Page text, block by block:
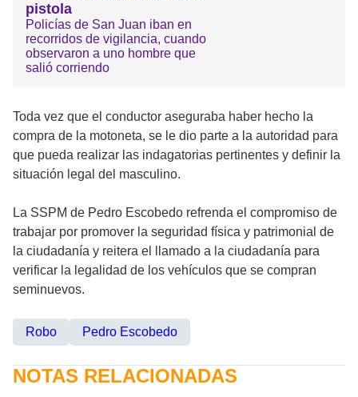
pistola
Policías de San Juan iban en
recorridos de vigilancia, cuando
observaron a uno hombre que
salió corriendo
Toda vez que el conductor aseguraba haber hecho la
compra de la motoneta, se le dio parte a la autoridad para
que pueda realizar las indagatorias pertinentes y definir la
situación legal del masculino.
La SSPM de Pedro Escobedo refrenda el compromiso de
trabajar por promover la seguridad física y patrimonial de
la ciudadanía y reitera el llamado a la ciudadanía para
verificar la legalidad de los vehículos que se compran
seminuevos.
Robo Pedro Escobedo
NOTAS RELACIONADAS